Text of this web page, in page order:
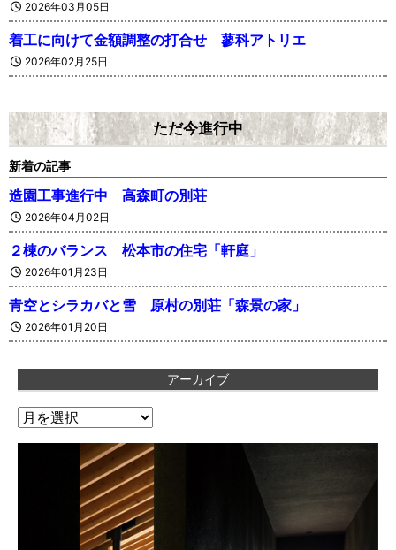
2026年03月05日
着工に向けて金額調整の打合せ 蓼科アトリエ
2026年02月25日
ただ今進行中
新着の記事
造園工事進行中 高森町の別荘
2026年04月02日
２棟のバランス 松本市の住宅「軒庭」
2026年01月23日
青空とシラカバと雪 原村の別荘「森景の家」
2026年01月20日
アーカイブ
ア